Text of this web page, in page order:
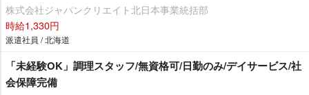
株式会社ジャパンクリエイト北日本事業統括部
時給1,330円
派遣社員 / 北海道
「未経験OK」調理スタッフ/無資格可/日勤のみ/デイサービス/社
会保障完備